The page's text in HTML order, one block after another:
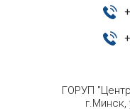
+
+
ГОРУП